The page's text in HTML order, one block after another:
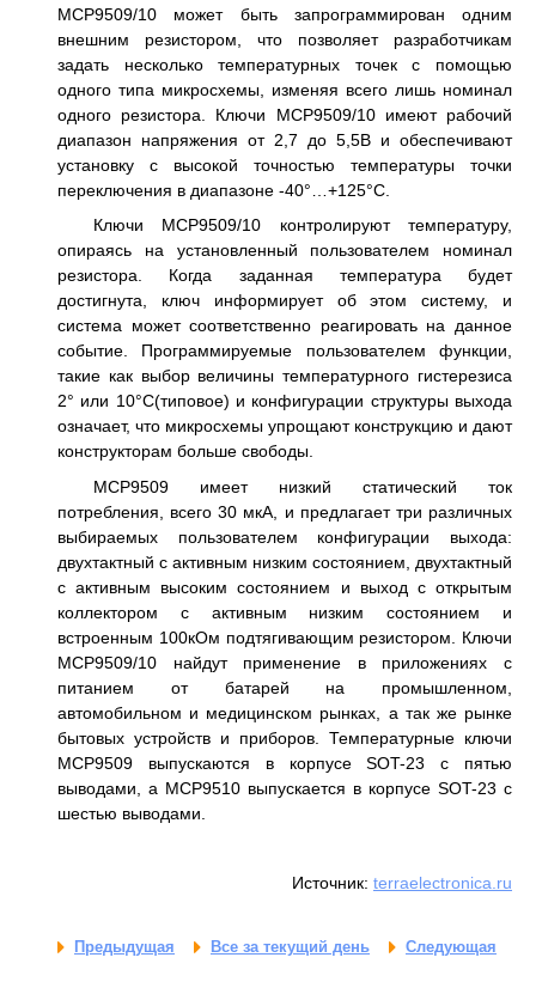
MCP9509/10 может быть запрограммирован одним
внешним резистором, что позволяет разработчикам
задать несколько температурных точек с помощью
одного типа микросхемы, изменяя всего лишь номинал
одного резистора. Ключи MCP9509/10 имеют рабочий
диапазон напряжения от 2,7 до 5,5В и обеспечивают
установку с высокой точностью температуры точки
переключения в диапазоне -40°…+125°C.
Ключи MCP9509/10 контролируют температуру,
опираясь на установленный пользователем номинал
резистора. Когда заданная температура будет
достигнута, ключ информирует об этом систему, и
система может соответственно реагировать на данное
событие. Программируемые пользователем функции,
такие как выбор величины температурного гистерезиса
2° или 10°С(типовое) и конфигурации структуры выхода
означает, что микросхемы упрощают конструкцию и дают
конструкторам больше свободы.
MCP9509 имеет низкий статический ток
потребления, всего 30 мкА, и предлагает три различных
выбираемых пользователем конфигурации выхода:
двухтактный с активным низким состоянием, двухтактный
с активным высоким состоянием и выход с открытым
коллектором с активным низким состоянием и
встроенным 100кОм подтягивающим резистором. Ключи
MCP9509/10 найдут применение в приложениях с
питанием от батарей на промышленном,
автомобильном и медицинском рынках, а так же рынке
бытовых устройств и приборов. Температурные ключи
MCP9509 выпускаются в корпусе SOT-23 с пятью
выводами, а MCP9510 выпускается в корпусе SOT-23 с
шестью выводами.
Источник: terraelectronica.ru
Предыдущая Все за текущий день Следующая